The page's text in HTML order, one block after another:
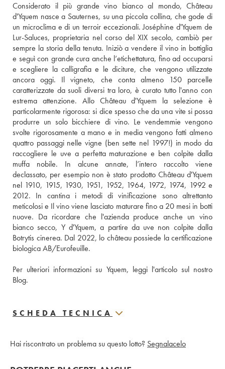
Considerato il più grande vino bianco al mondo, Château
d'Yquem nasce a Sauternes, su una piccola collina, che gode di
un microclima e di un terroir eccezionali. Joséphine d'Yquem de
Lur-Saluces, proprietaria nel corso del XIX secolo, cambiò per
sempre la storia della tenuta. Iniziò a vendere il vino in bottiglia
e seguì con grande cura anche l’etichettatura, fino ad occuparsi
e scegliere la calligrafia e le diciture, che vengono utilizzate
ancora oggi. Il vigneto, che conta almeno 150 parcelle
caratterizzate da suoli diversi tra loro, è curato tutto l'anno con
estrema attenzione. Allo Château d'Yquem la selezione è
particolarmente rigorosa: si dice spesso che da una vite si possa
produrre un solo bicchiere di vino. Le vendemmie vengono
svolte rigorosamente a mano e in media vengono fatti almeno
quattro passaggi nelle vigne (ben sette nel 1997!) in modo da
raccogliere le uve a perfetta maturazione e ben colpite dalla
muffa nobile. In alcune annate, l’intero raccolto viene
declassato, per esempio non è stato prodotto Château d'Yquem
nel 1910, 1915, 1930, 1951, 1952, 1964, 1972, 1974, 1992 e
2012. In cantina i metodi di vinificazione sono altrettanto
meticolosi e Il vino viene lasciato maturare fino a 20 mesi in botti
nuove. Da ricordare che l'azienda produce anche un vino
bianco secco, Y d'Yquem, a partire da uve non colpite dalla
Botrytis cinerea. Dal 2022, lo château possiede la certificazione
biologica AB/Eurofeuille.
Per ulteriori informazioni su Yquem, leggi l'articolo sul nostro
Blog.
SCHEDA TECNICA
Hai riscontrato un problema su questo lotto? Segnalacelo